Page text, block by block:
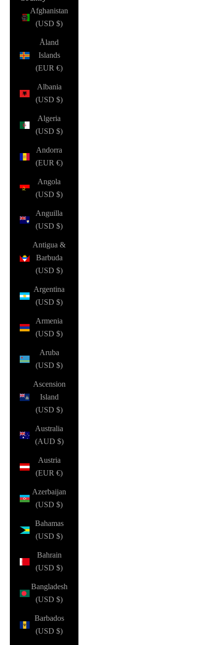
Afghanistan
(USD $)
Åland
Islands
(EUR €)
Albania
(USD $)
Algeria
(USD $)
Andorra
(EUR €)
Angola
(USD $)
Anguilla
(USD $)
Antigua &
Barbuda
(USD $)
Argentina
(USD $)
Armenia
(USD $)
Aruba
(USD $)
Ascension
Island
(USD $)
Australia
(AUD $)
Austria
(EUR €)
Azerbaijan
(USD $)
Bahamas
(USD $)
Bahrain
(USD $)
Bangladesh
(USD $)
Barbados
(USD $)